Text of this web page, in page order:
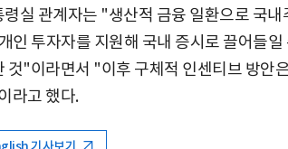
령실 관계자는 "생산적 금융 일환으로 국
인 투자자를 지원해 국내 증시로 끌어들
것"이라면서 "이후 구체적 인센티브 방안
라고 했다.